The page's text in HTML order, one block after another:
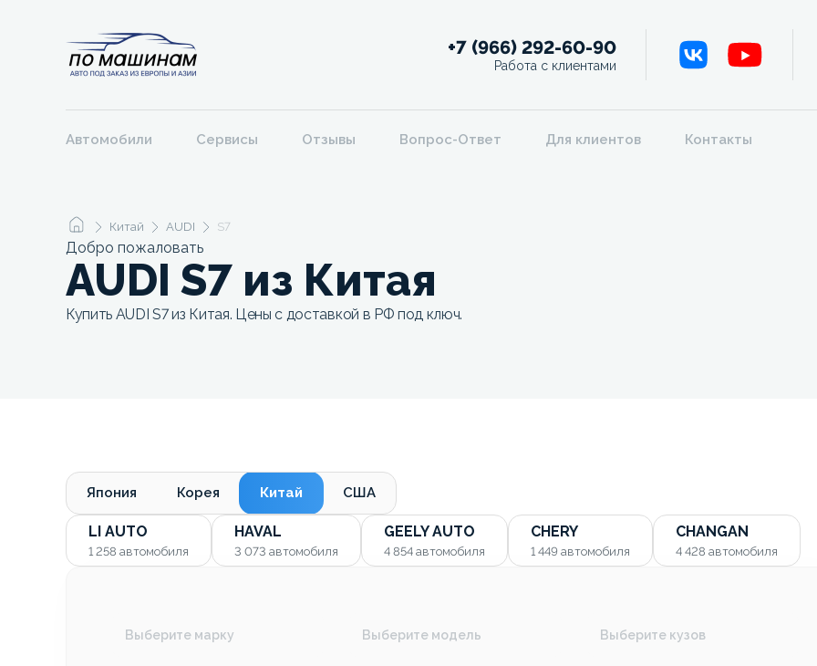
+7 (966) 292-60-90
Работа с клиентами
Автомобили Сервисы Отзывы Вопрос-Ответ Для клиентов Контакты
Китай AUDI S7
Добро пожаловать
AUDI S7 из Китая
Купить AUDI S7 из Китая. Цены с доставкой в РФ под ключ.
Япония Корея Китай США
LI AUTO
1 258 автомобиля
HAVAL
3 073 автомобиля
GEELY AUTO
4 854 автомобиля
CHERY
1 449 автомобиля
CHANGAN
4 428 автомобиля
Выберите марку Выберите модель Выберите кузов